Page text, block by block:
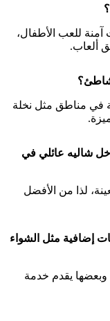
آمنة للعب الأطفال،
ألعاب.
في مناطق مثل نخلة
شاليه عائلي في
لذا من الأفضل
إضافية مثل الشواء
وبعضها يقدم خدمة